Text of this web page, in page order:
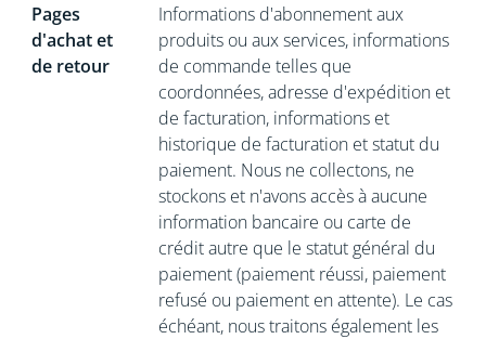
Pages
d'achat et
de retour
Informations d'abonnement aux
produits ou aux services, informations
de commande telles que
coordonnées, adresse d'expédition et
de facturation, informations et
historique de facturation et statut du
paiement. Nous ne collectons, ne
stockons et n'avons accès à aucune
information bancaire ou carte de
crédit autre que le statut général du
paiement (paiement réussi, paiement
refusé ou paiement en attente). Le cas
échéant, nous traitons également les